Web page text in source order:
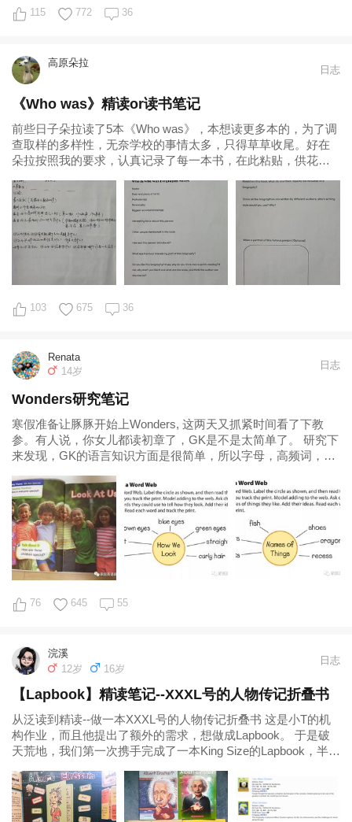
115 772 36
高原朵拉
日志
《Who was》精读or读书笔记
前些日子朵拉读了5本《Who was》，本想读更多本的，为了调
查取样的多样性，无奈学校的事情太多，只得草草收尾。好在
朵拉按照我的要求，认真记录了每一本书，在此粘贴，供花友
103 675 36
Renata
14岁
日志
Wonders研究笔记
寒假准备让豚豚开始上Wonders, 这两天又抓紧时间看了下教
参。有人说，你女儿都读初章了，GK是不是太简单了。 研究下
来发现，GK的语言知识方面是很简单，所以字母，高频词，
76 645 55
浣溪
12岁
16岁
日志
【Lapbook】精读笔记--XXXL号的人物传记折叠书
从泛读到精读--做一本XXXL号的人物传记折叠书 这是小T的机
构作业，而且他提出了额外的需求，想做成Lapbook。 于是破
天荒地，我们第一次携手完成了一本King Size的Lapbook，半开